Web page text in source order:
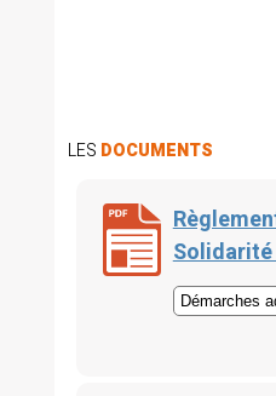
LES DOCUMENTS
Solidarité
Démarches